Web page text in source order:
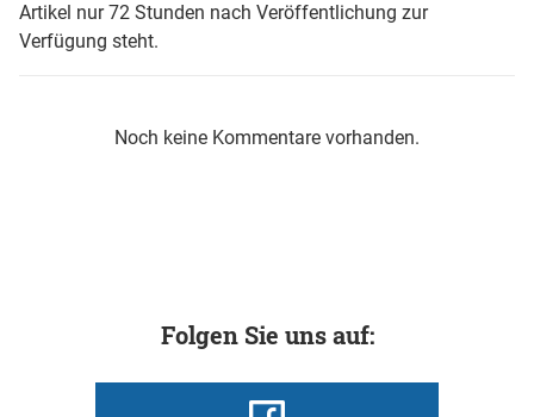
Artikel nur 72 Stunden nach Veröffentlichung zur
Verfügung steht.
Noch keine Kommentare vorhanden.
Folgen Sie uns auf: